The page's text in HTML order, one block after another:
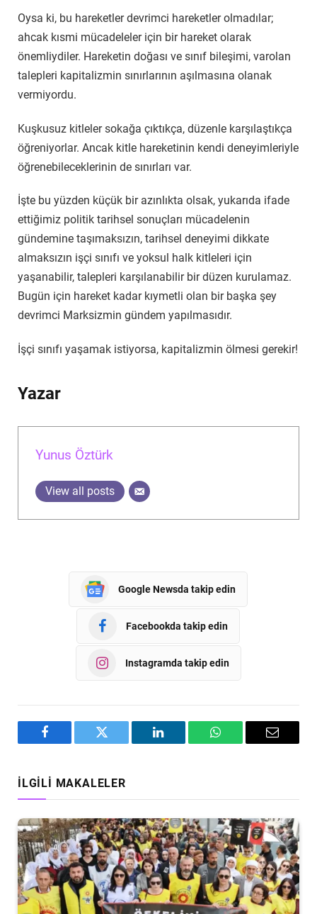
Oysa ki, bu hareketler devrimci hareketler olmadılar;
ahcak kısmi mücadeleler için bir hareket olarak
önemliydiler. Hareketin doğası ve sınıf bileşimi, varolan
talepleri kapitalizmin sınırlarının aşılmasına olanak
vermiyordu.
Kuşkusuz kitleler sokağa çıktıkça, düzenle karşılaştıkça
öğreniyorlar. Ancak kitle hareketinin kendi deneyimleriyle
öğrenebileceklerinin de sınırları var.
İşte bu yüzden küçük bir azınlıkta olsak, yukarıda ifade
ettiğimiz politik tarihsel sonuçları mücadelenin
gündemine taşımaksızın, tarihsel deneyimi dikkate
almaksızın işçi sınıfı ve yoksul halk kitleleri için
yaşanabilir, talepleri karşılanabilir bir düzen kurulamaz.
Bugün için hareket kadar kıymetli olan bir başka şey
devrimci Marksizmin gündem yapılmasıdır.
İşçi sınıfı yaşamak istiyorsa, kapitalizmin ölmesi gerekir!
Yazar
Yunus Öztürk
View all posts
Google Newsda takip edin
Facebookda takip edin
Instagramda takip edin
Facebook Twitter LinkedIn WhatsAppEmail
İLGILI MAKALELER